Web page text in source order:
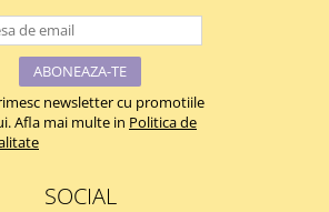
newsletter cu promotiile
Afla mai multe in Politica de
SOCIAL